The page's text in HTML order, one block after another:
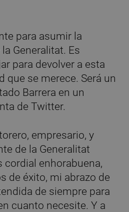
para asumir la
Generalitat. Es
para devolver a esta
que se merece. Será un
Barrera en un
de Twitter.
empresario, y
de la Generalitat
cordial enhorabuena,
de éxito, mi abrazo de
de siempre para
cuanto necesite. Y a